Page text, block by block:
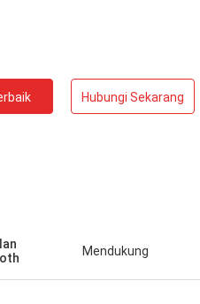
Hubungi Sekarang
Mendukung